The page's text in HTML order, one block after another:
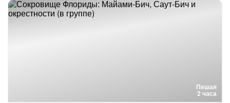
Пешая
2 часа